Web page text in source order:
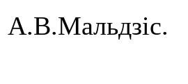
А.В.Мальдзіс.